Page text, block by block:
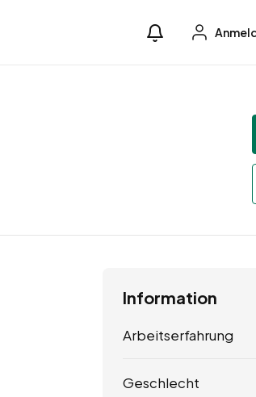
Information
Arbeitserfahrung
Geschlecht